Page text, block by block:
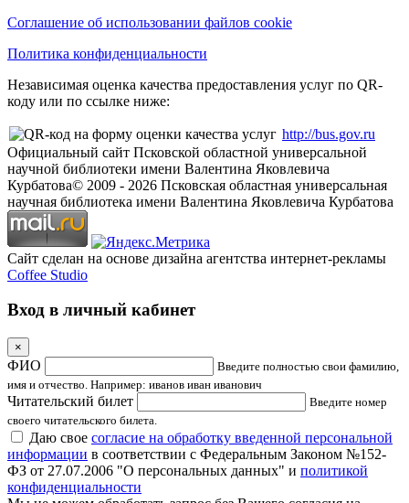
Соглашение об использовании файлов cookie
Политика конфиденциальности
Независимая оценка качества предоставления услуг по QR-
коду или по ссылке ниже:
http://bus.gov.ru
Официальный сайт Псковской областной универсальной
научной библиотеки имени Валентина Яковлевича
Курбатова© 2009 - 2026 Псковская областная универсальная
научная библиотека имени Валентина Яковлевича Курбатова
Сайт сделан на основе дизайна агентства интернет-рекламы
Coffee Studio
Вход в личный кабинет
×
ФИО
Введите полностью свои фамилию,
имя и отчество. Например: иванов иван иванович
Читательский билет
Введите номер
своего читательского билета.
Даю свое согласие на обработку введенной персональной
информации в соответствии с Федеральным Законом №152-
ФЗ от 27.07.2006 "О персональных данных" и политикой
конфиденциальности